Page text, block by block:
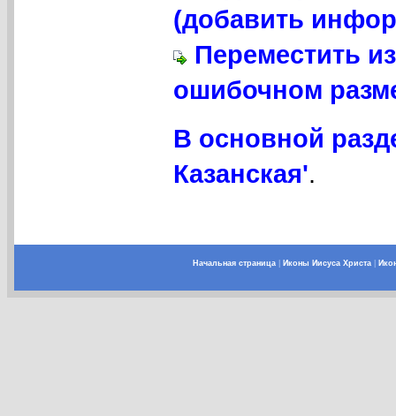
(добавить
Переместить
ошибочном
В основной
Казанская'.
Начальная страница| Иконы Иисуса Христа|